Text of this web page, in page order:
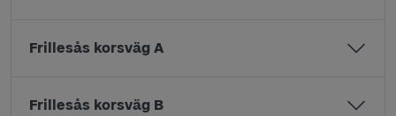
Frillesås korsväg A
Frillesås korsväg B